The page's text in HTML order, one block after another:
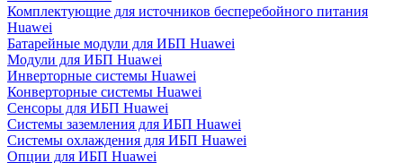
Комплектующие для источников бесперебойного питания
Huawei
Батарейные модули для ИБП Huawei
Модули для ИБП Huawei
Инверторные системы Huawei
Конверторные системы Huawei
Сенсоры для ИБП Huawei
Системы заземления для ИБП Huawei
Системы охлаждения для ИБП Huawei
Опции для ИБП Huawei